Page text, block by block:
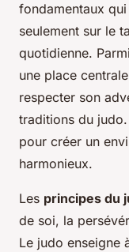
fondamentaux
seulement sur le
quotidienne.
une place
respecter son
traditions du
pour créer un
harmonieux.
Les principes du
de soi, la
Le judo enseigne